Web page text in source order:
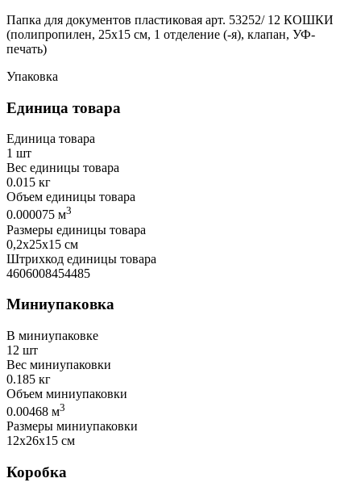
Папка для документов пластиковая арт. 53252/ 12 КОШКИ
(полипропилен, 25х15 см, 1 отделение (-я), клапан, УФ-
печать)
Упаковка
Единица товара
Единица товара
1 шт
Вес единицы товара
0.015 кг
Объем единицы товара
0.000075 м3
Размеры единицы товара
0,2х25х15 см
Штрихкод единицы товара
4606008454485
Миниупаковка
В миниупаковке
12 шт
Вес миниупаковки
0.185 кг
Объем миниупаковки
0.00468 м3
Размеры миниупаковки
12х26х15 см
Коробка